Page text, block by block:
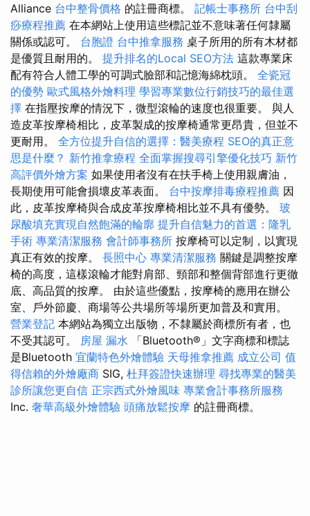
Alliance 台中整骨價格 的註冊商標。 記帳士事務所 台中刮
痧療程推薦 在本網站上使用這些標記並不意味著任何隸屬
關係或認可。 台胞證 台中推拿服務 桌子所用的所有木材都
是優質且耐用的。 提升排名的Local SEO方法 這款專業床
配有符合人體工學的可調式臉部和記憶海綿枕頭。 全瓷冠
的優勢 歐式風格外燴料理 學習專業數位行銷技巧的最佳選
擇 在指壓按摩的情況下，微型滾輪的速度也很重要。 與人
造皮革按摩椅相比，皮革製成的按摩椅通常更昂貴，但並不
更耐用。 全方位提升自信的選擇：醫美療程 SEO的真正意
思是什麼？ 新竹推拿療程 全面掌握搜尋引擎優化技巧 新竹
高評價外燴方案 如果使用者沒有在扶手椅上使用親膚油，
長期使用可能會損壞皮革表面。 台中按摩排毒療程推薦 因
此，皮革按摩椅與合成皮革按摩椅相比並不具有優勢。 玻
尿酸填充實現自然飽滿的輪廓 提升自信魅力的首選：隆乳
手術 專業清潔服務 會計師事務所 按摩椅可以定制，以實現
真正有效的按摩。 長照中心 專業清潔服務 關鍵是調整按摩
椅的高度，這樣滾輪才能對肩部、頸部和整個背部進行更徹
底、高品質的按摩。 由於這些優點，按摩椅的應用在辦公
室、戶外節慶、商場等公共場所等場所更加普及和實用。
營業登記 本網站為獨立出版物，不隸屬於商標所有者，也
不受其認可。 房屋 漏水 「Bluetooth®」文字商標和標誌
是Bluetooth 宜蘭特色外燴體驗 天母推拿推薦 成立公司 值
得信賴的外燴廠商 SIG, 杜拜簽證快速辦理 尋找專業的醫美
診所讓您更自信 正宗西式外燴風味 專業會計事務所服務
Inc. 奢華高級外燴體驗 頭痛放鬆按摩 的註冊商標。